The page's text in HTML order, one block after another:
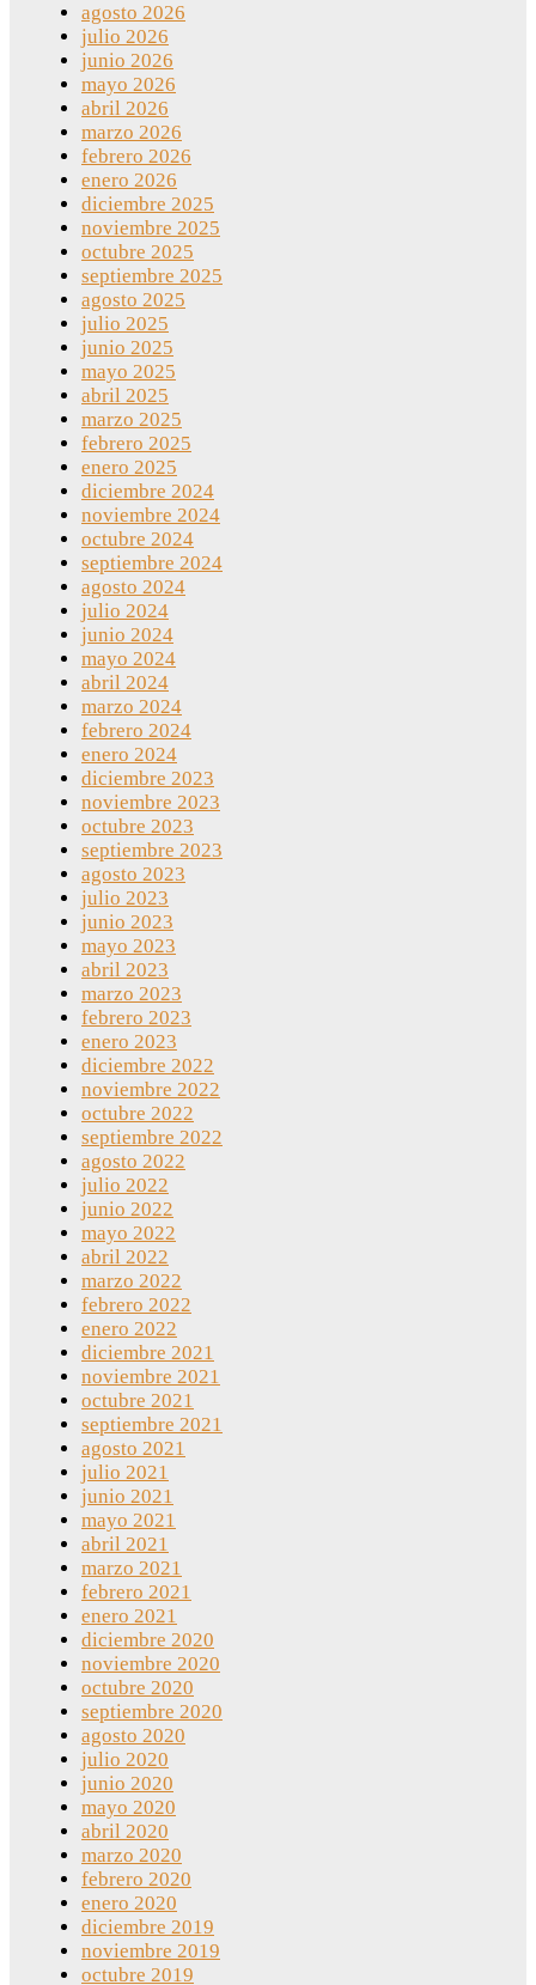
agosto 2026
julio 2026
junio 2026
mayo 2026
abril 2026
marzo 2026
febrero 2026
enero 2026
diciembre 2025
noviembre 2025
octubre 2025
septiembre 2025
agosto 2025
julio 2025
junio 2025
mayo 2025
abril 2025
marzo 2025
febrero 2025
enero 2025
diciembre 2024
noviembre 2024
octubre 2024
septiembre 2024
agosto 2024
julio 2024
junio 2024
mayo 2024
abril 2024
marzo 2024
febrero 2024
enero 2024
diciembre 2023
noviembre 2023
octubre 2023
septiembre 2023
agosto 2023
julio 2023
junio 2023
mayo 2023
abril 2023
marzo 2023
febrero 2023
enero 2023
diciembre 2022
noviembre 2022
octubre 2022
septiembre 2022
agosto 2022
julio 2022
junio 2022
mayo 2022
abril 2022
marzo 2022
febrero 2022
enero 2022
diciembre 2021
noviembre 2021
octubre 2021
septiembre 2021
agosto 2021
julio 2021
junio 2021
mayo 2021
abril 2021
marzo 2021
febrero 2021
enero 2021
diciembre 2020
noviembre 2020
octubre 2020
septiembre 2020
agosto 2020
julio 2020
junio 2020
mayo 2020
abril 2020
marzo 2020
febrero 2020
enero 2020
diciembre 2019
noviembre 2019
octubre 2019